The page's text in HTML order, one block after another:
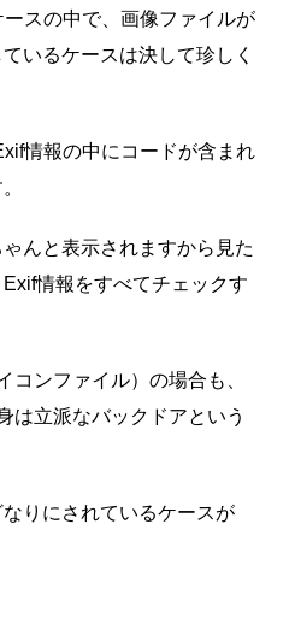
スの中で、画像ファイルが
いるケースは決して珍しく
情報の中にコードが含まれ
んと表示されますから見た
情報をすべてチェックす
コンファイル）の場合も、
は立派なバックドアという
りにされているケースが